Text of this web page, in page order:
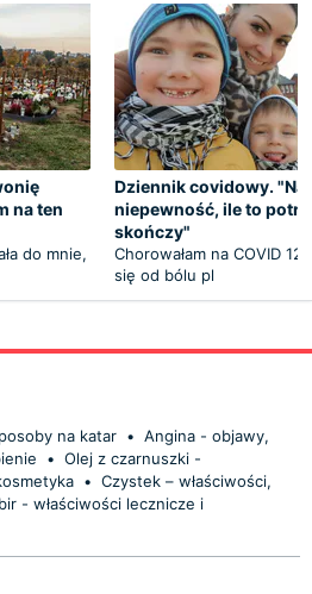
na ten
do mnie,
Dziennik covidowy.
niepewność, ile to
skończy"
Chorowałam na COVID 12
się od bólu pl
na katar • Angina - objawy,
• Olej z czarnuszki -
• Czystek – właściwości,
- właściwości lecznicze i